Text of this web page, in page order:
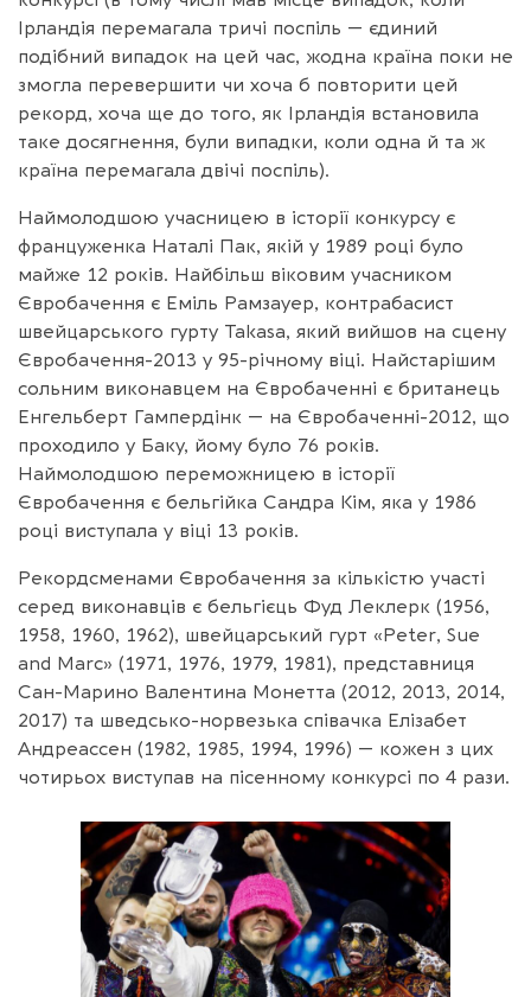
Ірландія перемагала тричі поспіль — єдиний
подібний випадок на цей час, жодна країна поки не
змогла перевершити чи хоча б повторити цей
рекорд, хоча ще до того, як Ірландія встановила
таке досягнення, були випадки, коли одна й та ж
країна перемагала двічі поспіль).
Наймолодшою учасницею в історії конкурсу є
француженка Наталі Пак, якій у 1989 році було
майже 12 років. Найбільш віковим учасником
Євробачення є Еміль Рамзауер, контрабасист
швейцарського гурту Takasa, який вийшов на сцену
Євробачення-2013 у 95-річному віці. Найстарішим
сольним виконавцем на Євробаченні є британець
Енгельберт Гампердінк — на Євробаченні-2012, що
проходило у Баку, йому було 76 років.
Наймолодшою переможницею в історії
Євробачення є бельгійка Сандра Кім, яка у 1986
році виступала у віці 13 років.
Рекордсменами Євробачення за кількістю участі
серед виконавців є бельгієць Фуд Леклерк (1956,
1958, 1960, 1962), швейцарський гурт «Peter, Sue
and Marc» (1971, 1976, 1979, 1981), представниця
Сан-Марино Валентина Монетта (2012, 2013, 2014,
2017) та шведсько-норвезька співачка Елізабет
Андреассен (1982, 1985, 1994, 1996) — кожен з цих
чотирьох виступав на пісенному конкурсі по 4 рази.